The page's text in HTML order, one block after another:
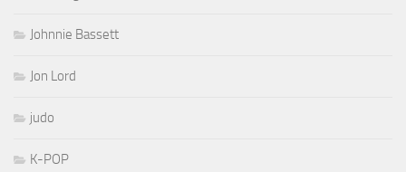
Johnnie Bassett
Jon Lord
judo
K-POP